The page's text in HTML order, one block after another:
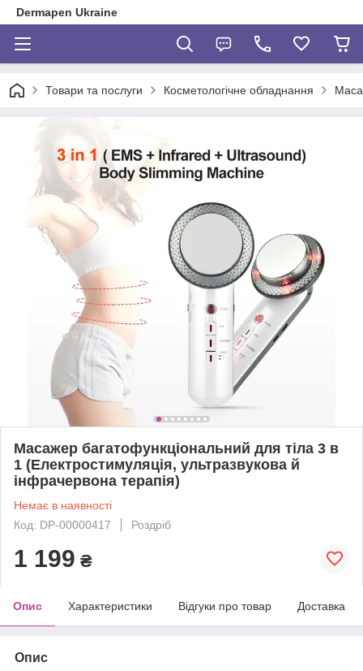
Dermapen Ukraine
Товари та послуги Косметологічне обладнання
Масажер багатофункціональний для тіла 3 в
1 (Електростимуляція, ультразвукова й
інфрачервона терапія)
Немає в наявності
Код: DP-00000417
Роздріб
1 199 ₴
Опис Характеристики Відгуки про товар Доставка
Опис